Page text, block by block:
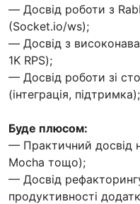
— Досвід роботи з
(Socket.io/ws);
— Досвід з
1K RPS);
— Досвід роботи зі
(інтеграція, підтримка);
Буде плюсом:
— Практичний досвід
Mocha тощо);
— Досвід
продуктивності